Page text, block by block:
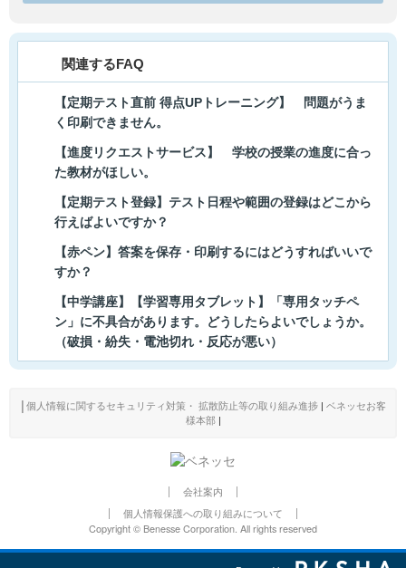
関連するFAQ
【定期テスト直前 得点UPトレーニング】 問題がうま
く印刷できません。
【進度リクエストサービス】 学校の授業の進度に合っ
た教材がほしい。
【定期テスト登録】テスト日程や範囲の登録はどこから
行えばよいですか？
【赤ペン】答案を保存・印刷するにはどうすればいいで
すか？
【中学講座】【学習専用タブレット】「専用タッチペ
ン」に不具合があります。どうしたらよいでしょうか。
（破損・紛失・電池切れ・反応が悪い）
個人情報に関するセキュリティ対策・ 拡散防止等の取り組み進捗
ベネッセお客
様本部|
会社案内
個人情報保護への取り組みについて
Copyright © Benesse Corporation. All rights reserved